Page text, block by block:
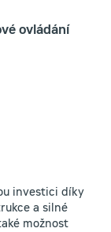
ovládání
investici díky
a silné
možnost